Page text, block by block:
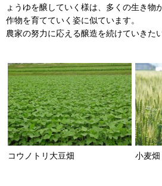
ょうゆを醸していく様は、多くの生き物
作物を育てていく姿に似ています。
農家の努力に応える醸造を続けていきた
コウノトリ大豆畑 小麦畑